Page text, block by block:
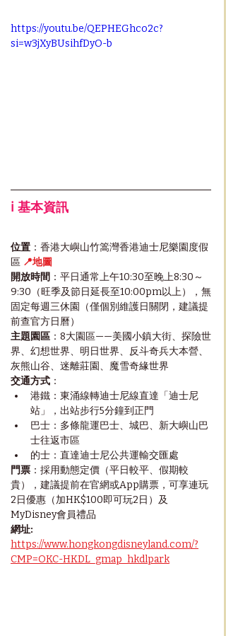
https://youtu.be/QEPHEGhco2c?
si=w3jXyBUsihfDyO-b
ℹ️ 基本資訊
位置 ：香港大嶼山竹篙灣香港迪士尼樂園度假
區 📍地圖
開放時間 ：平日通常上午10:30至晚上8:30～
9:30（旺季及節日延長至10:00pm以上），無
固定每週三休園（僅個別維護日關閉，建議提
前查官方日曆）
主題園區 ：8大園區——美國小鎮大街、探險世
界、幻想世界、明日世界、反斗奇兵大本營、
灰熊山谷、迷離莊園、魔雪奇緣世界
交通方式 ：
港鐵：東涌線轉迪士尼線直達「迪士尼
站」，出站步行5分鐘到正門
巴士：多條龍運巴士、城巴、新大嶼山巴
士往返市區
的士：直達迪士尼公共運輸交匯處
門票 ：採用動態定價（平日較平、假期較
貴），建議提前在官網或App購票，可享連玩
2日優惠（加HK$100即可玩2日）及
MyDisney會員禮品
網址:
https://www.hongkongdisneyland.com/?
CMP=OKC-HKDL_gmap_hkdlpark